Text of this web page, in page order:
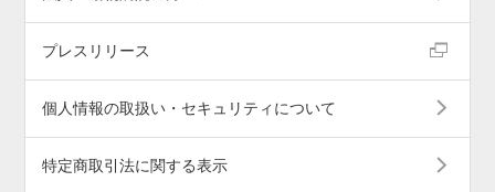
プレスリリース
個人情報の取扱い・セキュリティについて
特定商取引法に関する表示